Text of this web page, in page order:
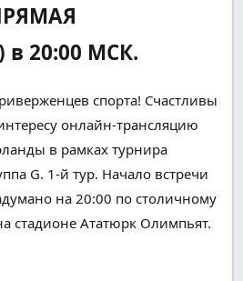
20:00 МСК.
спорта! Счастливы
онлайн-трансляцию
в рамках турнира
G. 1-й тур. Начало встречи
на 20:00 по столичному
стадионе Ататюрк Олимпьят.